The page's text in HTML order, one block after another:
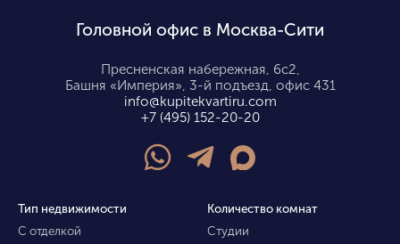
Головной офис в Москва-Сити
Пресненская набережная, 6с2,
Башня «Империя», 3-й подъезд, офис 431
info@kupitekvartiru.com
+7 (495) 152-20-20
Тип недвижимости
С отделкой
Количество комнат
Студии